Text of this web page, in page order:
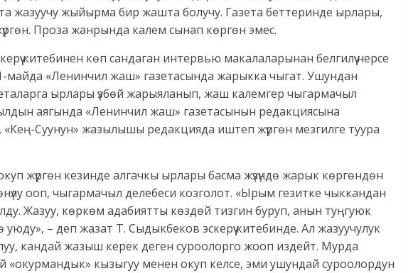
жазуучу жыйырма бир жашта болучу. Газета беттеринде ырлары,
Проза жанрында калем сынап көргөн эмес.
китебинен көп сандаган интервью макалаларынан белгилүү нерсе
«Ленинчил жаш» газетасында жарыкка чыгат. Ушундан
ырлары үзбөй жарыяланып, жаш калемгер чыгармачыл
аягында «Ленинчил жаш» газетасынын редакциясына
Суунун» жазылышы редакцияда иштеп жүргөн мезгилге туура
жүргөн кезинде алгачкы ырлары басма жүзүндө жарык көргөндөн
ооп, чыгармачыл делебеси козголот. «Ырым гезитке чыккандан
Жазуу, көркөм адабиятты көздөй тизгин буруп, анын туңгуюк
уюду», – деп жазат Т. Сыдыкбеков эскерүү китебинде. Ал жазуучулук
кандай жазыш керек деген суроолорго жооп издейт. Мурда
кызыгуу менен окуп келсе, эми ушундай суроолордун